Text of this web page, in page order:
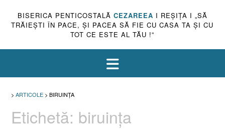
BISERICA PENTICOSTALĂ CEZAREEA I REŞIŢA I „SĂ
TRĂIEŞTI ÎN PACE, ŞI PACEA SĂ FIE CU CASA TA ŞI CU
TOT CE ESTE AL TĂU !”
> ARTICOLE > BIRUINŢA
Etichetă: biruinţa